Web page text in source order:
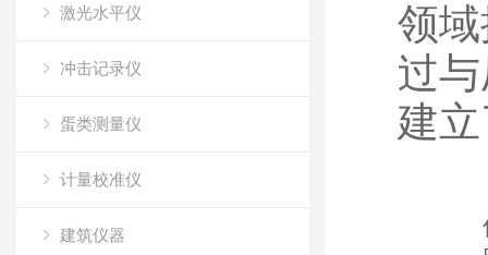
激光水平仪
冲击记录仪
蛋类测量仪
计量校准仪
建筑仪器
领
过
建